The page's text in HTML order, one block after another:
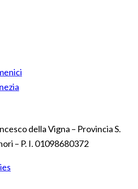
della Vigna – Provincia S.
– P. I. 01098680372